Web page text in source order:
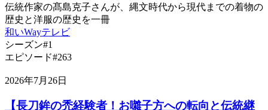
伝統作家の髙島克子さんが、縄文時代から現代までの着物の
歴史と洋服の歴史を一冊
和いWayテレビ
シーズン#1
エピソード#263
2026年7月26日
【長刀鉾の禿経験者！お囃子方への転向と伝統継